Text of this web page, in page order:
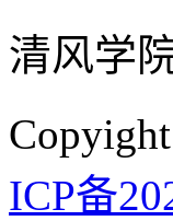
清风学
ICP备